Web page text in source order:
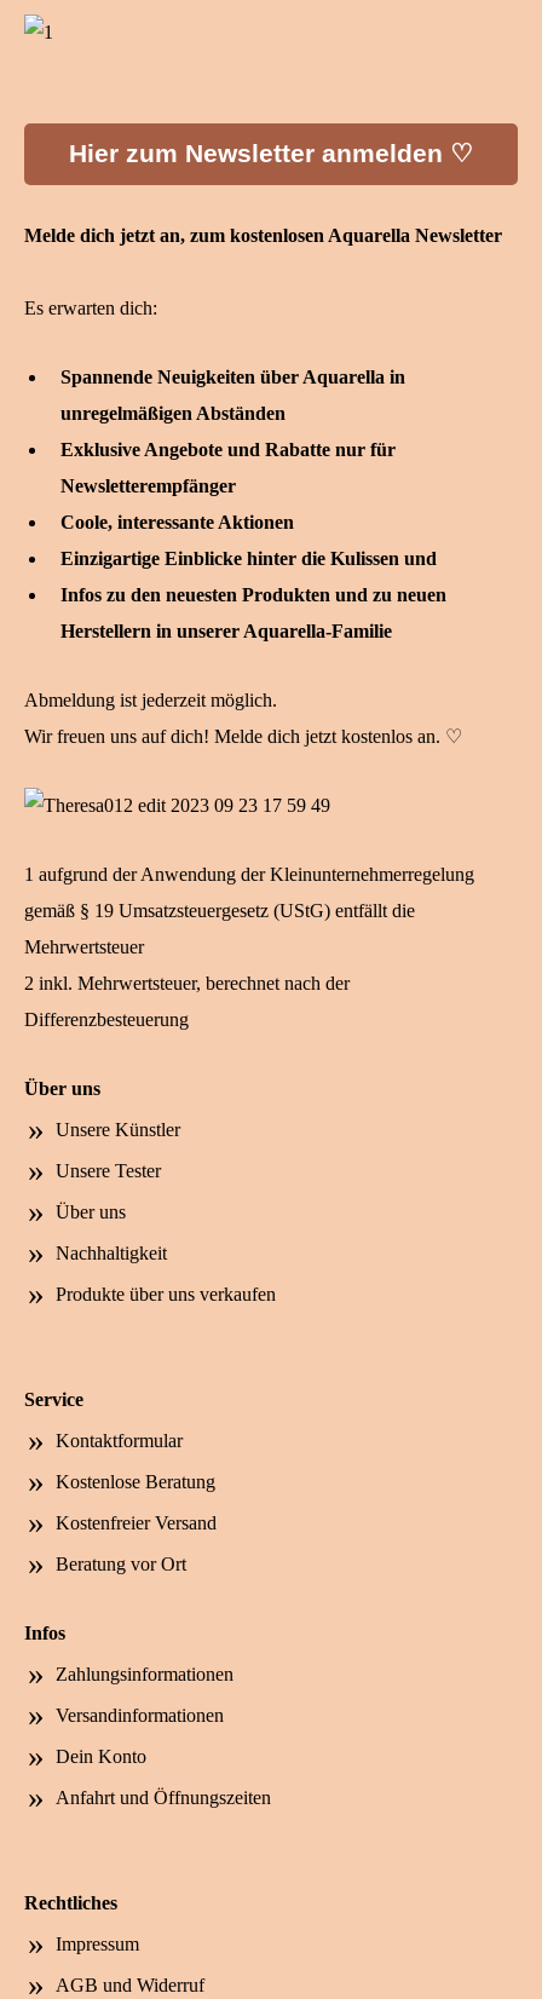
Hier zum Newsletter anmelden ♡
Melde dich jetzt an, zum kostenlosen Aquarella Newsletter
Es erwarten dich:
Spannende Neuigkeiten über Aquarella in
unregelmäßigen Abständen
Exklusive Angebote und Rabatte nur für
Newsletterempfänger
Coole, interessante Aktionen
Einzigartige Einblicke hinter die Kulissen und
Infos zu den neuesten Produkten und zu neuen
Herstellern in unserer Aquarella-Familie
Abmeldung ist jederzeit möglich.
Wir freuen uns auf dich! Melde dich jetzt kostenlos an. ♡
1 aufgrund der Anwendung der Kleinunternehmerregelung
gemäß § 19 Umsatzsteuergesetz (UStG) entfällt die
Mehrwertsteuer
2 inkl. Mehrwertsteuer, berechnet nach der
Differenzbesteuerung
Über uns
Unsere Künstler
Unsere Tester
Über uns
Nachhaltigkeit
Produkte über uns verkaufen
Service
Kontaktformular
Kostenlose Beratung
Kostenfreier Versand
Beratung vor Ort
Infos
Zahlungsinformationen
Versandinformationen
Dein Konto
Anfahrt und Öffnungszeiten
Rechtliches
Impressum
AGB und Widerruf